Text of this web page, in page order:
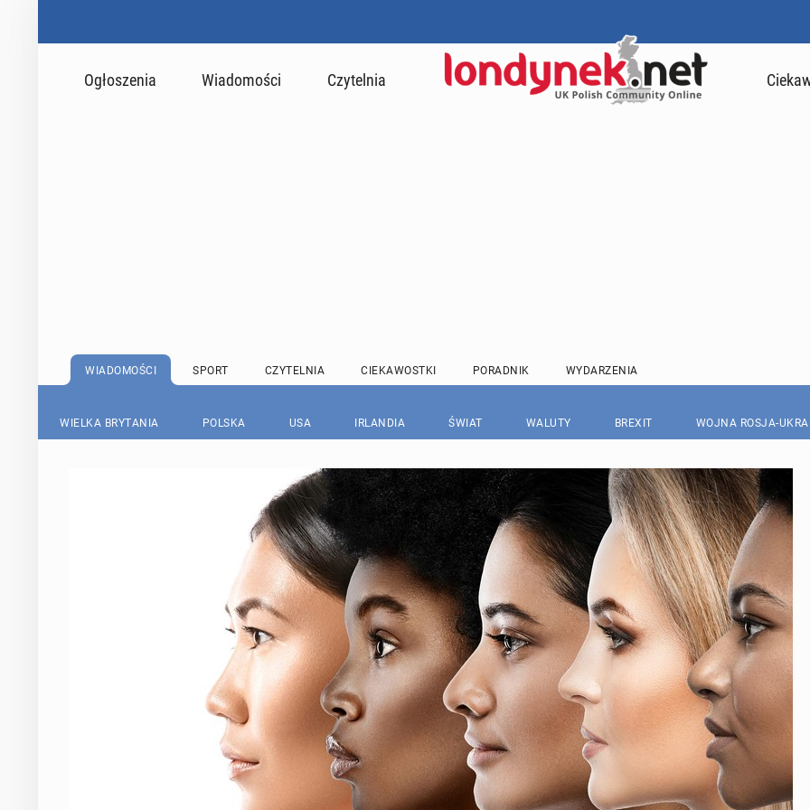
Ogłoszenia Wiadomości Czytelnia
WIADOMOŚCI SPORT CZYTELNIA CIEKAWOSTKI PORADNIK WYDARZENIA
WIELKA BRYTANIA POLSKA USA IRLANDIA ŚWIAT WALUTY BREXIT WOJNA ROSJA-